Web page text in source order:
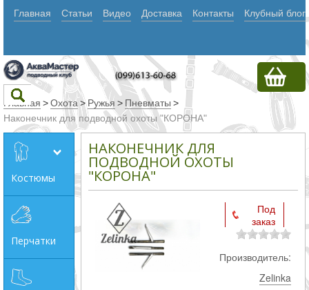
Главная Статьи Видео Доставка Контакты Клубный блог
Текст
Любое из
Все
слова
Главная >Охота > Ружья > Пневматы >
Наконечник для подводной охоты "КОРОНА"
Костюмы
Перчатки
НАКОНЕЧНИК ДЛЯ
ПОДВОДНОЙ ОХОТЫ
"КОРОНА"
Под
заказ
Производитель:
Zelinka